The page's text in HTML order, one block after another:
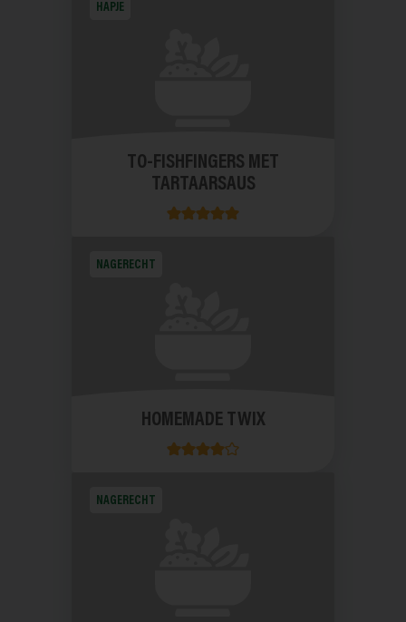
HAPJE
TO-FISHFINGERS MET
TARTAARSAUS
NAGERECHT
HOMEMADE TWIX
NAGERECHT